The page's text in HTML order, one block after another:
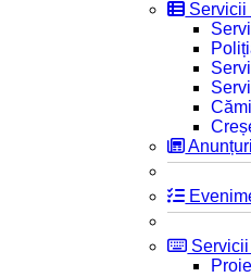
Servicii
Anunțuri